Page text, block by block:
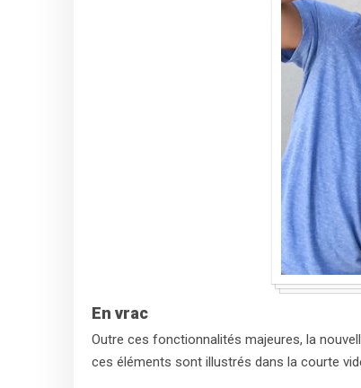
En vrac
Outre ces fonctionnalités majeures, la
ces éléments sont illustrés dans la courte